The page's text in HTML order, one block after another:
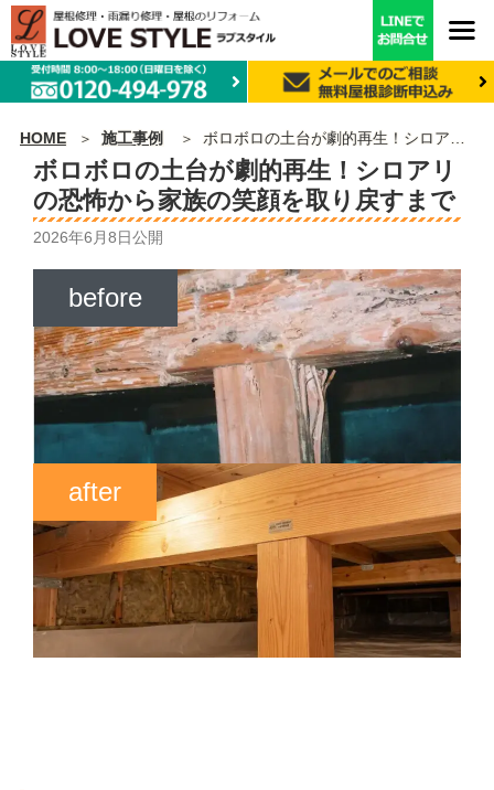
HOME 施工事例 ボロボロの土台が劇的再生！シロアリの恐怖から家族の笑顔を取り戻すまで
ボロボロの土台が劇的再生！シロアリ
の恐怖から家族の笑顔を取り戻すまで
2026年6月8日公開
before
after